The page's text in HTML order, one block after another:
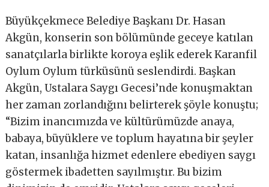
Büyükçekmece Belediye Başkanı Dr. Hasan
Akgün, konserin son bölümünde geceye katılan
sanatçılarla birlikte koroya eşlik ederek Karanfil
Oylum Oylum türküsünü seslendirdi. Başkan
Akgün, Ustalara Saygı Gecesi’nde konuşmaktan
her zaman zorlandığını belirterek şöyle konuştu;
“Bizim inancımızda ve kültürümüzde anaya,
babaya, büyüklere ve toplum hayatına bir şeyler
katan, insanlığa hizmet edenlere ebediyen saygı
göstermek ibadetten sayılmıştır. Bu bizim